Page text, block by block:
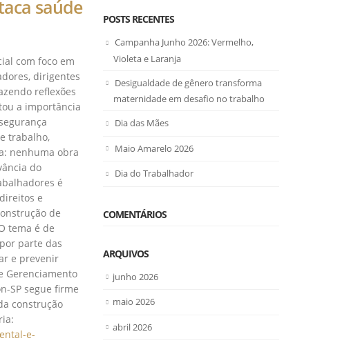
saúde
com foco em
dirigentes
reflexões
a importância
trabalho,
nenhuma obra
do
é
e
de
tema é de
parte das
e prevenir
Gerenciamento
SP segue firme
construção
e-
POSTS RECENTES
Campanha Junho 2026: Vermelho,
Violeta e Laranja
Desigualdade de gênero transforma
maternidade em desafio no trabalho
Dia das Mães
Maio Amarelo 2026
Dia do Trabalhador
COMENTÁRIOS
ARQUIVOS
junho 2026
maio 2026
abril 2026